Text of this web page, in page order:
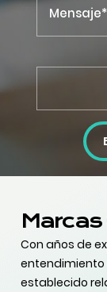
Con años de
entendimiento
establecido